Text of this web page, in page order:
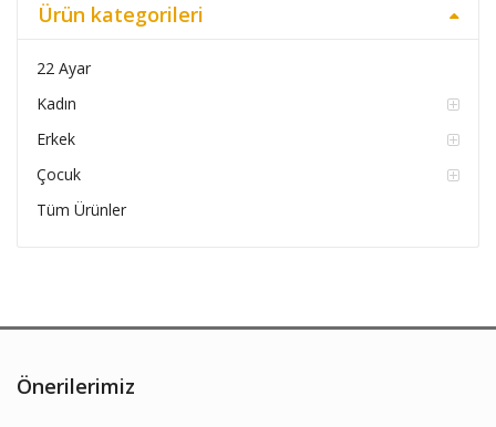
Ürün kategorileri
22 Ayar
Kadın
Erkek
Çocuk
Tüm Ürünler
Önerilerimiz